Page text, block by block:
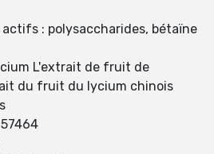
: polysaccharides, bétaïne
L'extrait de fruit de
du fruit du lycium chinois
57464